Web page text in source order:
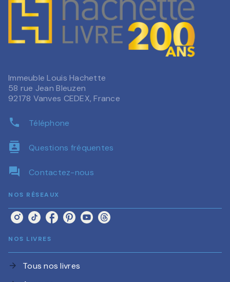
Immeuble Louis Hachette
58 rue Jean Bleuzen
92178 Vanves CEDEX, France
phone Téléphone
contacts Questions fréquentes
question_answer Contactez-nous
NOS RÉSEAUX
NOS LIVRES
arrow_forward Tous nos livres